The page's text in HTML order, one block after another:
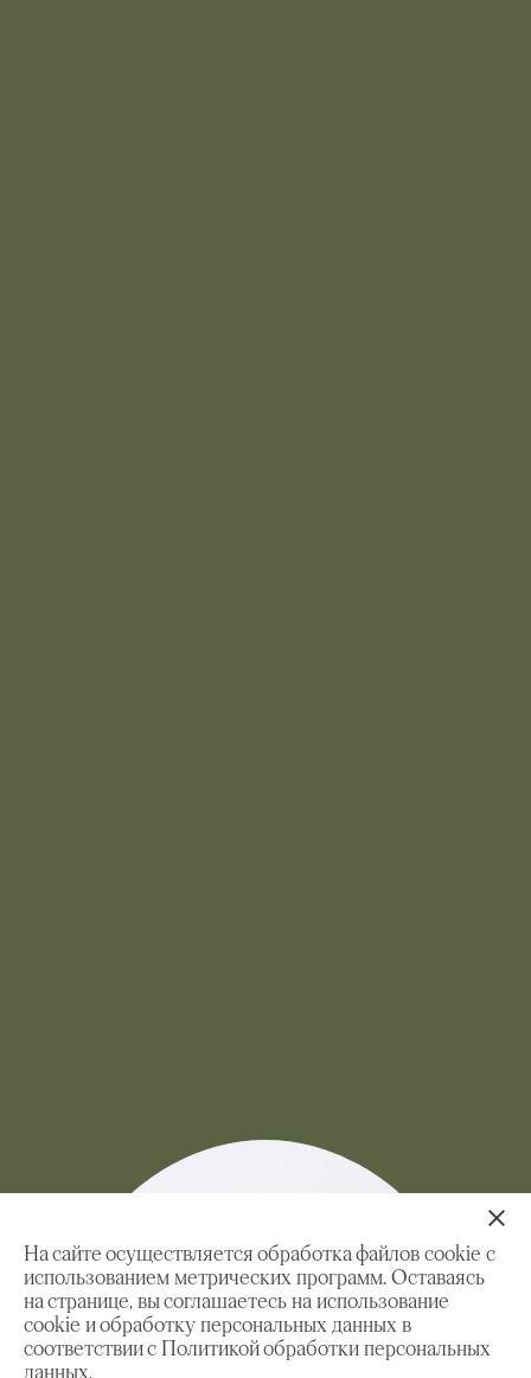
На сайте осуществляется обработка файлов cookie с
использованием метрических программ. Оставаясь
на странице, вы соглашаетесь на использование
cookie и обработку персональных данных в
соответствии с Политикой обработки персональных
данных.